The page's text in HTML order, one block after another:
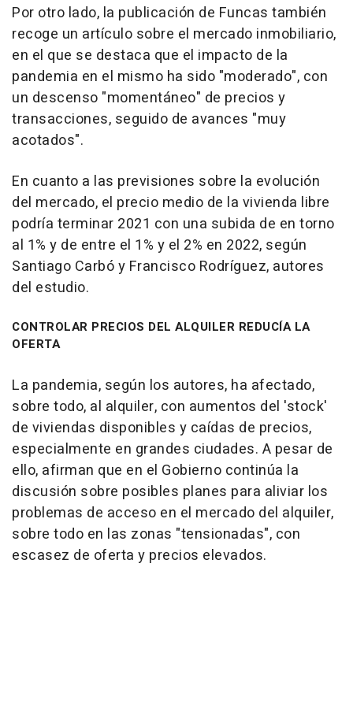
Por otro lado, la publicación de Funcas también
recoge un artículo sobre el mercado inmobiliario,
en el que se destaca que el impacto de la
pandemia en el mismo ha sido "moderado", con
un descenso "momentáneo" de precios y
transacciones, seguido de avances "muy
acotados".
En cuanto a las previsiones sobre la evolución
del mercado, el precio medio de la vivienda libre
podría terminar 2021 con una subida de en torno
al 1% y de entre el 1% y el 2% en 2022, según
Santiago Carbó y Francisco Rodríguez, autores
del estudio.
CONTROLAR PRECIOS DEL ALQUILER REDUCÍA LA
OFERTA
La pandemia, según los autores, ha afectado,
sobre todo, al alquiler, con aumentos del 'stock'
de viviendas disponibles y caídas de precios,
especialmente en grandes ciudades. A pesar de
ello, afirman que en el Gobierno continúa la
discusión sobre posibles planes para aliviar los
problemas de acceso en el mercado del alquiler,
sobre todo en las zonas "tensionadas", con
escasez de oferta y precios elevados.